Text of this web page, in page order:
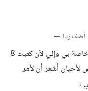
أضف ردا
أنا حاولت الكتابة قمت بفتح مدونة خاصة بي وإلي لآن كتبت 8
لأحيان أشعر أن لأمر
،